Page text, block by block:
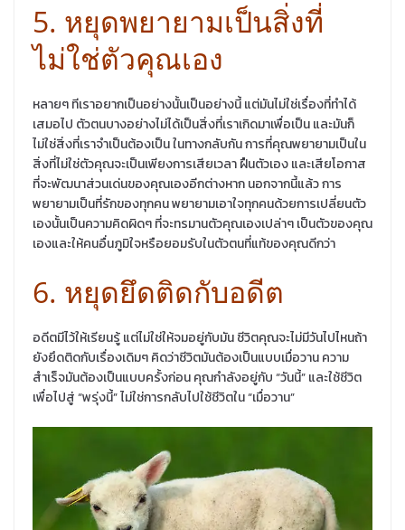
5. หยุดพยายามเป็นสิ่งที่
ไม่ใช่ตัวคุณเอง
หลายๆ ทีเราอยากเป็นอย่างนั้นเป็นอย่างนี้ แต่มันไม่ใช่เรื่องที่ทำได้
เสมอไป ตัวตนบางอย่างไม่ได้เป็นสิ่งที่เราเกิดมาเพื่อเป็น และมันก็
ไม่ใช่สิ่งที่เราจำเป็นต้องเป็น ในทางกลับกัน การที่คุณพยายามเป็นใน
สิ่งที่ไม่ใช่ตัวคุณจะเป็นเพียงการเสียเวลา ฝืนตัวเอง และเสียโอกาส
ที่จะพัฒนาส่วนเด่นของคุณเองอีกต่างหาก นอกจากนี้แล้ว การ
พยายามเป็นที่รักของทุกคน พยายามเอาใจทุกคนด้วยการเปลี่ยนตัว
เองนั้นเป็นความคิดผิดๆ ที่จะทรมานตัวคุณเองเปล่าๆ เป็นตัวของคุณ
เองและให้คนอื่นภูมิใจหรือยอมรับในตัวตนที่แท้ของคุณดีกว่า
6. หยุดยึดติดกับอดีต
อดีตมีไว้ให้เรียนรู้ แต่ไม่ใช่ให้จมอยู่กับมัน ชีวิตคุณจะไม่มีวันไปไหนถ้า
ยังยึดติดกับเรื่องเดิมๆ คิดว่าชีวิตมันต้องเป็นแบบเมื่อวาน ความ
สำเร็จมันต้องเป็นแบบครั้งก่อน คุณกำลังอยู่กับ “วันนี้” และใช้ชีวิต
เพื่อไปสู่ “พรุ่งนี้” ไม่ใช่การกลับไปใช้ชีวิตใน “เมื่อวาน”